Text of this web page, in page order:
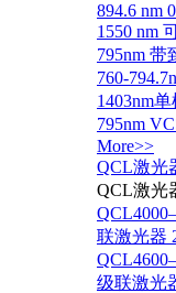
894.6 nm
1550 nm
795nm
760-
1403nm
795nm
More>>
QCL激光
QCL激光
联激光器
级联激光